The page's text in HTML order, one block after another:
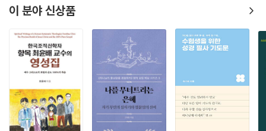
이 분야 신상품